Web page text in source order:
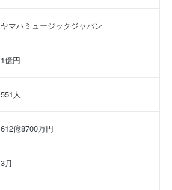
ヤマハミュージックジャパン
1億円
551人
612億8700万円
3月